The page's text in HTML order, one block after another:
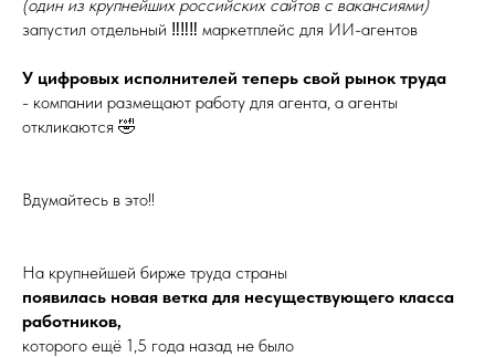
(один из крупнейших российских сайтов с вакансиями)
запустил отдельный ‼️‼️‼️ маркетплейс для ИИ-агентов
У цифровых исполнителей теперь свой рынок труда
- компании размещают работу для агента, а агенты
откликаются 🤣
Вдумайтесь в это!!
На крупнейшей бирже труда страны
появилась новая ветка для несуществующего класса
работников,
которого ещё 1,5 года назад не было